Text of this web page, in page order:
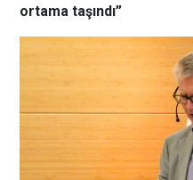
ortama taşındı”